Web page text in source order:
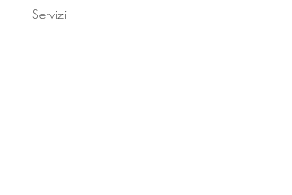
Servizi